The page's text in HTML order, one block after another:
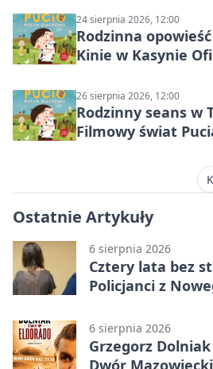
24 sierpnia 2026, 12:00
Rodzinna
Kinie w Kasynie
26 sierpnia 2026, 12:00
Rodzinny seans w
Filmowy świat
Ostatnie Artykuły
6 sierpnia 2026
Cztery lata bez
Policjanci z
6 sierpnia 2026
Grzegorz
Dwór